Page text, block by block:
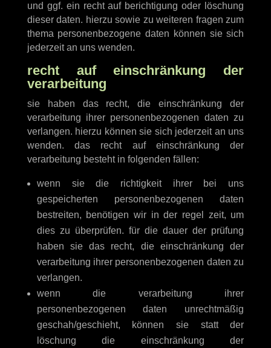
und ggf. ein recht auf berichtigung oder löschung
dieser daten. hierzu sowie zu weiteren fragen zum
thema personenbezogene daten können sie sich
jederzeit an uns wenden.
recht auf einschränkung der
verarbeitung
sie haben das recht, die einschränkung der
verarbeitung ihrer personenbezogenen daten zu
verlangen. hierzu können sie sich jederzeit an uns
wenden. das recht auf einschränkung der
verarbeitung besteht in folgenden fällen:
wenn sie die richtigkeit ihrer bei uns
gespeicherten personenbezogenen daten
bestreiten, benötigen wir in der regel zeit, um
dies zu überprüfen. für die dauer der prüfung
haben sie das recht, die einschränkung der
verarbeitung ihrer personenbezogenen daten zu
verlangen.
wenn die verarbeitung ihrer
personenbezogenen daten unrechtmäßig
geschah/geschieht, können sie statt der
löschung die einschränkung der